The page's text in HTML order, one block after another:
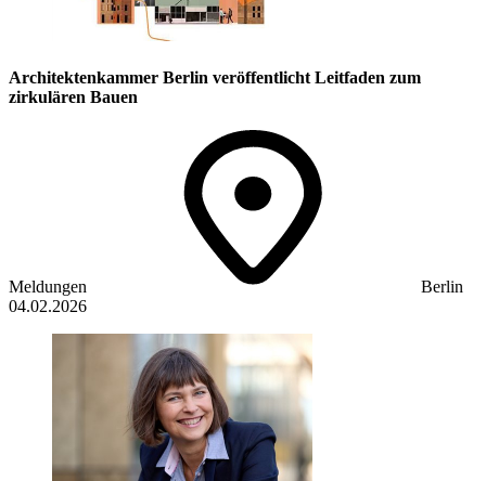
Architektenkammer Berlin veröffentlicht Leitfaden zum
zirkulären Bauen
Meldungen
Berlin
04.02.2026